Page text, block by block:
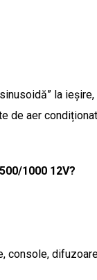
la
de aer
1000 12V?
console,